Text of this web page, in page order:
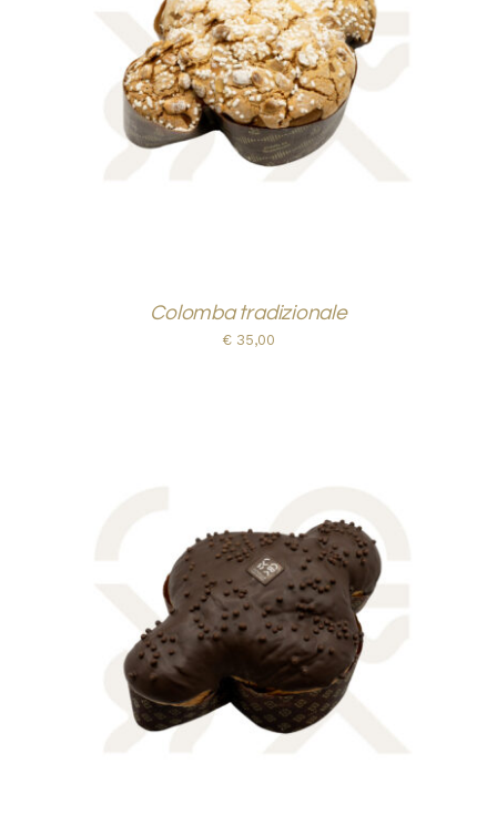
AGGIUNGI AL CARRELLO
/
DETTAGLI
Colomba tradizionale
€ 35,00
AGGIUNGI AL CARRELLO
/
DETTAGLI